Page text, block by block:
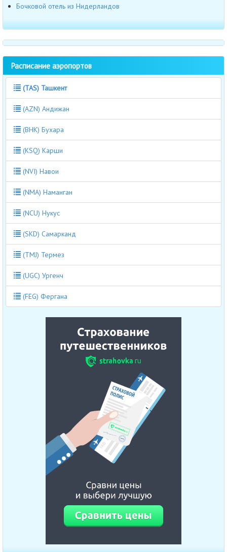
Бочковой отель из Нидерландов
Расписание аэропортов
(TAS) Ташкент
(AZN) Андижан
(BHK) Бухара
(KSQ) Карши
(NVI) Навои
(NMA) Наманган
(NCU) Нукус
(SKD) Самарканд
(TMJ) Термез
(UGC) Ургенч
(FEG) Фергана